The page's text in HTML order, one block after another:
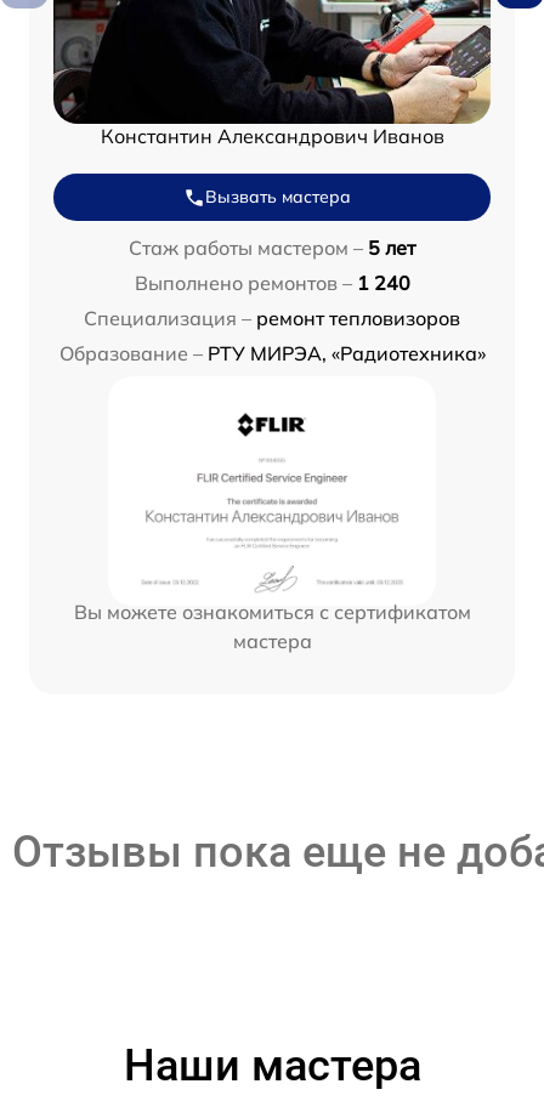
Константин Александрович Иванов
Вызвать мастера
Стаж работы мастером – 5 лет
Выполнено ремонтов – 1 240
Специализация – ремонт тепловизоров
Образование – РТУ МИРЭА, «Радиотехника»
Вы можете ознакомиться с сертификатом
мастера
Отзывы пока еще не
Наши мастера